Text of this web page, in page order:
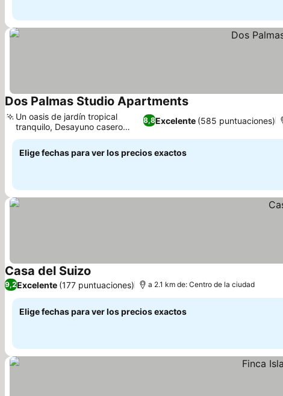
Dos Palmas Studio ApartmentsVer precios
8,8Excelente (585 puntuaciones)
Un oasis de jardín tropical
tranquilo, Desayuno casero
delicioso
Elige fechas para ver los precios exactos
Casa del Suizo Ver precios
9,2Excelente (177 puntuaciones) a 2.1 km de: Centro de la ciudad
Elige fechas para ver los precios exactos